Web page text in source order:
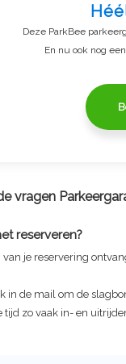
Deze ParkBee
En nu ook nog
vragen
reserveren?
van je reservering
in de mail om de
tijd zo vaak in- en